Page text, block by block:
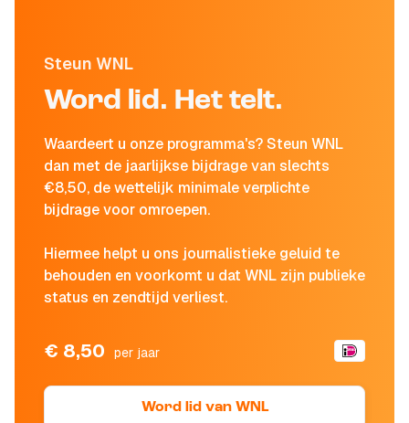
Steun WNL
Word lid. Het telt.
Waardeert u onze programma's? Steun WNL
dan met de jaarlijkse bijdrage van slechts
€8,50, de wettelijk minimale verplichte
bijdrage voor omroepen.
Hiermee helpt u ons journalistieke geluid te
behouden en voorkomt u dat WNL zijn publieke
status en zendtijd verliest.
€ 8,50 per jaar
Word lid van WNL